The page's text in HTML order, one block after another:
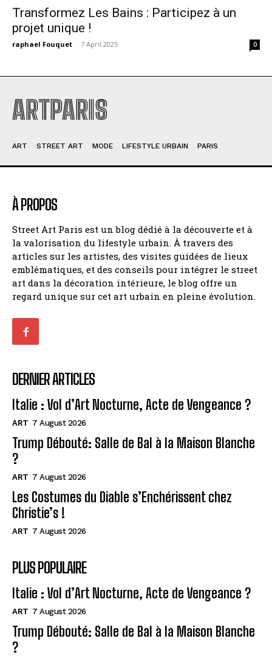
Transformez Les Bains : Participez à un
projet unique !
raphael Fouquet - 7 April 2025 0
ARTPARIS
ART STREET ART MODE LIFESTYLE URBAIN PARIS
À PROPOS
Street Art Paris est un blog dédié à la découverte et à
la valorisation du lifestyle urbain. À travers des
articles sur les artistes, des visites guidées de lieux
emblématiques, et des conseils pour intégrer le street
art dans la décoration intérieure, le blog offre un
regard unique sur cet art urbain en pleine évolution.
DERNIER ARTICLES
Italie : Vol d’Art Nocturne, Acte de Vengeance ?
ART 7 August 2026
Trump Débouté: Salle de Bal à la Maison Blanche
?
ART 7 August 2026
Les Costumes du Diable s’Enchérissent chez
Christie’s !
ART 7 August 2026
PLUS POPULAIRE
Italie : Vol d’Art Nocturne, Acte de Vengeance ?
ART 7 August 2026
Trump Débouté: Salle de Bal à la Maison Blanche
?